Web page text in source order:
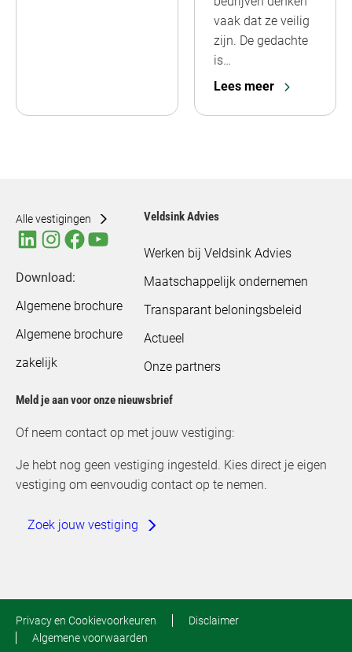
vaak dat ze veilig
zijn. De gedachte
is…
Lees meer
Alle vestigingen
Download:
Algemene brochure
Algemene brochure
zakelijk
Veldsink Advies
Werken bij Veldsink Advies
Maatschappelijk ondernemen
Transparant beloningsbeleid
Actueel
Onze partners
Meld je aan voor onze nieuwsbrief
Of neem contact op met jouw vestiging:
Je hebt nog geen vestiging ingesteld. Kies direct je eigen
vestiging om eenvoudig contact op te nemen.
Zoek jouw vestiging
Privacy en Cookievoorkeuren
Disclaimer
Algemene voorwaarden